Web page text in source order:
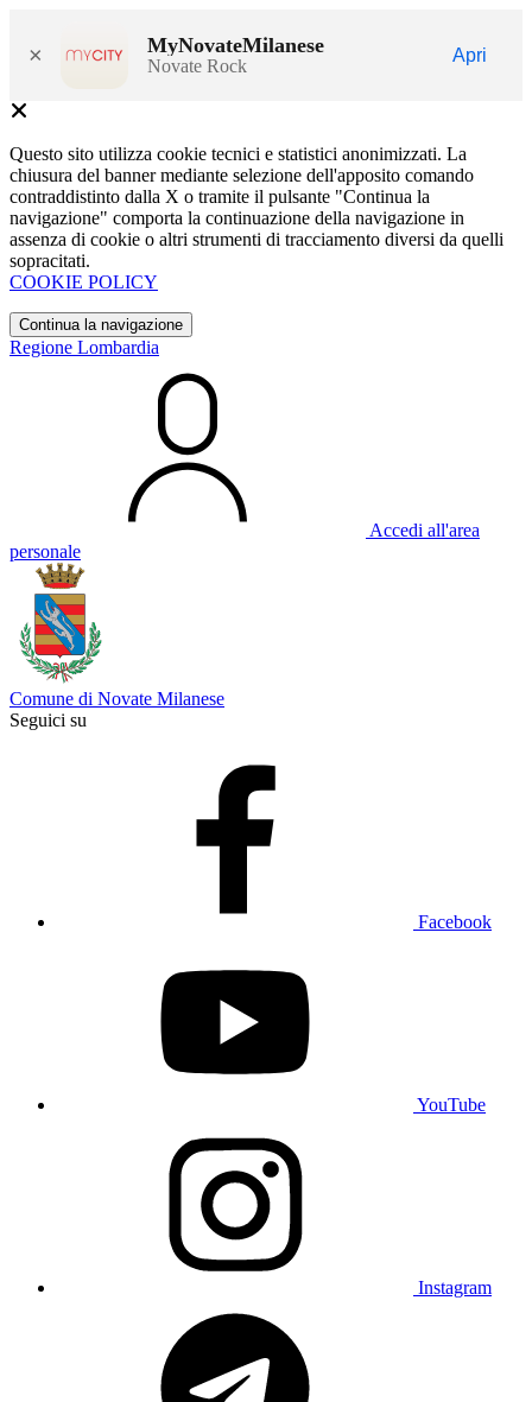
× MyNovateMilanese
Novate Rock
Apri
Questo sito utilizza cookie tecnici e statistici anonimizzati. La
chiusura del banner mediante selezione dell'apposito comando
contraddistinto dalla X o tramite il pulsante "Continua la
navigazione" comporta la continuazione della navigazione in
assenza di cookie o altri strumenti di tracciamento diversi da quelli
sopracitati.
COOKIE POLICY
Continua la navigazione
Regione Lombardia
Accedi all'area
personale
Comune di Novate Milanese
Seguici su
Facebook
YouTube
Instagram